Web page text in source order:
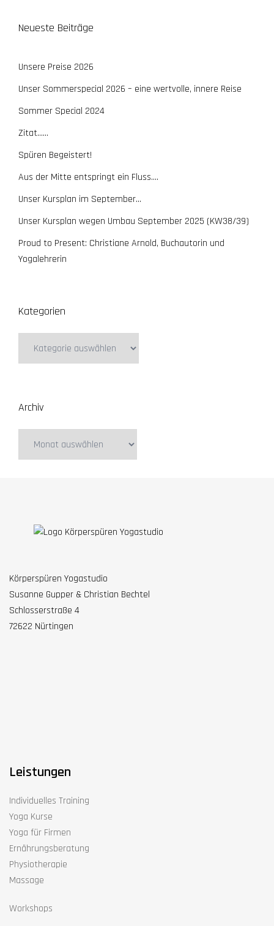
Neueste Beiträge
Unsere Preise 2026
Unser Sommerspecial 2026 – eine wertvolle, innere Reise
Sommer Special 2024
Zitat……
Spüren Begeistert!
Aus der Mitte entspringt ein Fluss….
Unser Kursplan im September…
Unser Kursplan wegen Umbau September 2025 (KW38/39)
Proud to Present: Christiane Arnold, Buchautorin und
Yogalehrerin
Kategorien
Archiv
Körperspüren Yogastudio
Susanne Gupper & Christian Bechtel
Schlosserstraße 4
72622 Nürtingen
Leistungen
Individuelles Training
Yoga Kurse
Yoga für Firmen
Ernährungsberatung
Physiotherapie
Massage
Workshops